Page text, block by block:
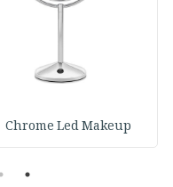
Chrome Led Makeup
1